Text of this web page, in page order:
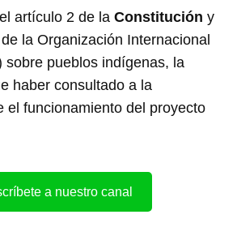
artículo 2 de laConstitución y
la Organización Internacional
sobre pueblos indígenas, la
haber consultado a la
el funcionamiento del proyecto
a nuestro canal